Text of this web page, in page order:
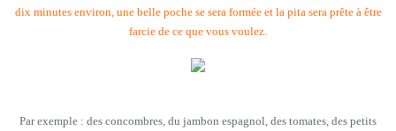
dix minutes environ, une belle poche se sera formée et la pita sera prête à être
farcie de ce que vous voulez.
Par exemple : des concombres, du jambon espagnol, des tomates, des petits